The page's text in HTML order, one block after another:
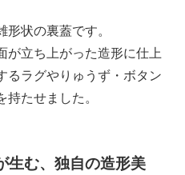
状の裏蓋です。
が立ち上がった造形に仕上
るラグやりゅうず・ボタン
たせました。
生む、独自の造形美